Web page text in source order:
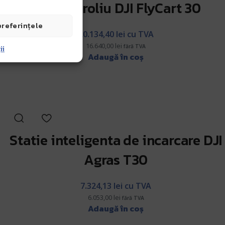
Sistem troliu DJI FlyCart 30
16.640,00 lei fără TVA
20.134,40 lei cu TVA
Adaugă în coș
Statie inteligenta de incarcare DJI
Agras T30
6.053,00 lei fără TVA
7.324,13 lei cu TVA
Adaugă în coș